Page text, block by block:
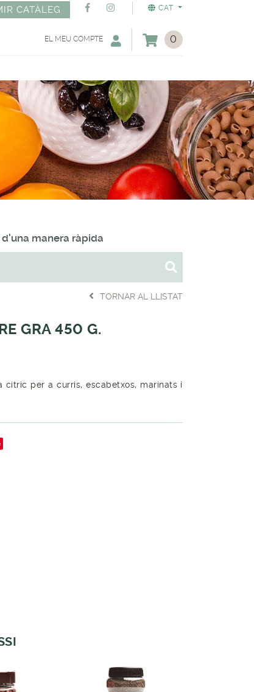
CAT
CATÀLEG
0
EL MEU COMPTE
manera ràpida
TORNAR AL LLISTAT
GRA 450 G.
cítric per a curris, escabetxos, marinats i